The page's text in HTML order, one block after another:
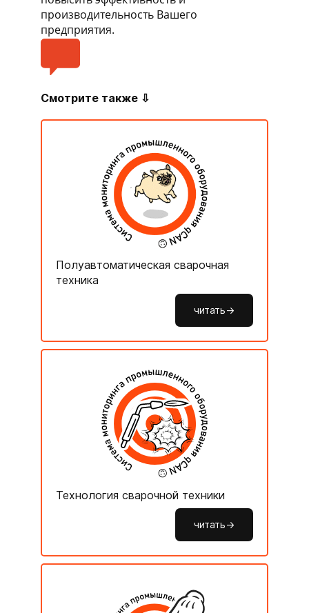
производительность Вашего
предприятия.
Смотрите также ⇩
Полуавтоматическая сварочная
техника
читать->
Технология сварочной техники
читать->